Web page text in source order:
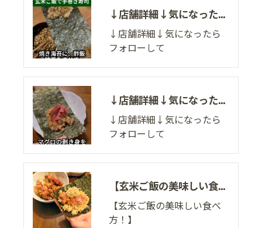
↓店舗詳細↓気になったらフォローして
↓店舗詳細↓気になったら
フォローして
↓店舗詳細↓気になったらフォローして
↓店舗詳細↓気になったら
フォローして
【玄米ご飯の美味しい食べ方！】
【玄米ご飯の美味しい食べ
方！】